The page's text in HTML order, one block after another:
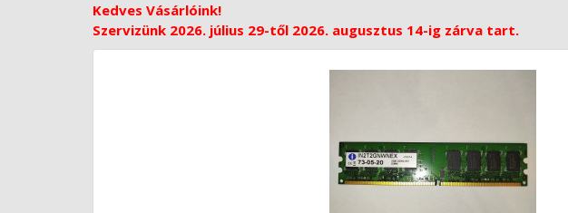
Kedves Vásárlóink!
Szervizünk 2026. július 29-től 2026. augusztus 14-ig zárva tart.